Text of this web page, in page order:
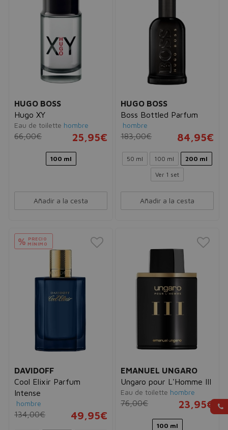
HUGO BOSS
Hugo XY
Eau de toilette hombre
66,00€ 25,95€
100 ml
Añadir a la cesta
HUGO BOSS
Boss Bottled Parfum
hombre
183,00€ 84,95€
50 ml 100 ml 200 ml
Ver 1 set
Añadir a la cesta
% PRECIO
MÍNIMO
DAVIDOFF
Cool Elixir Parfum
Intense
hombre
134,00€ 49,95€
EMANUEL UNGARO
Ungaro pour L'Homme III
Eau de toilette hombre
76,00€ 23,95€
100 ml